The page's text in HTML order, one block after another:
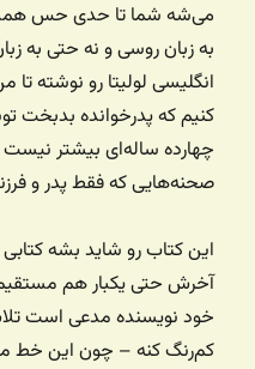
می‌شه شما تا حدی حس
به زبان روسی و نه حتی به
انگلیسی لولیتا رو نوشته
کنیم که پدرخوانده بدبخت
چهارده ساله‌ای بیشتر
صحنه‌هایی که فقط پدر و
این کتاب رو شاید بشه
آخرش حتی یکبار هم
خود نویسنده مدعی است
کم‌رنگ کنه – چون این خط